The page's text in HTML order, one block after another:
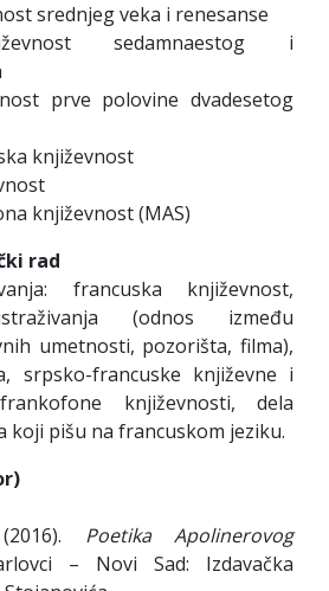
srednjeg veka i renesanse
sedamnaestog i
prve polovine dvadesetog
književnost
književnost (MAS)
rad
francuska književnost,
(odnos između
umetnosti, pozorišta, filma),
srpsko-francuske književne i
književnosti, dela
koji pišu na francuskom jeziku.
Poetika Apolinerovog
– Novi Sad: Izdavačka